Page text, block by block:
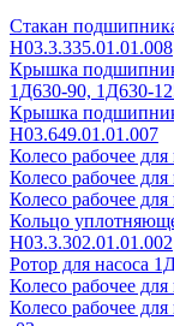
Стакан
Н03.3.335.01.01.008
Крышка
1Д630-90, 1Д630-
Крышка
Н03.649.01.01.007
Колесо рабочее
Колесо рабочее
Колесо рабочее
Кольцо
Н03.3.302.01.01.002
Ротор для насоса
Колесо рабочее
Колесо рабочее